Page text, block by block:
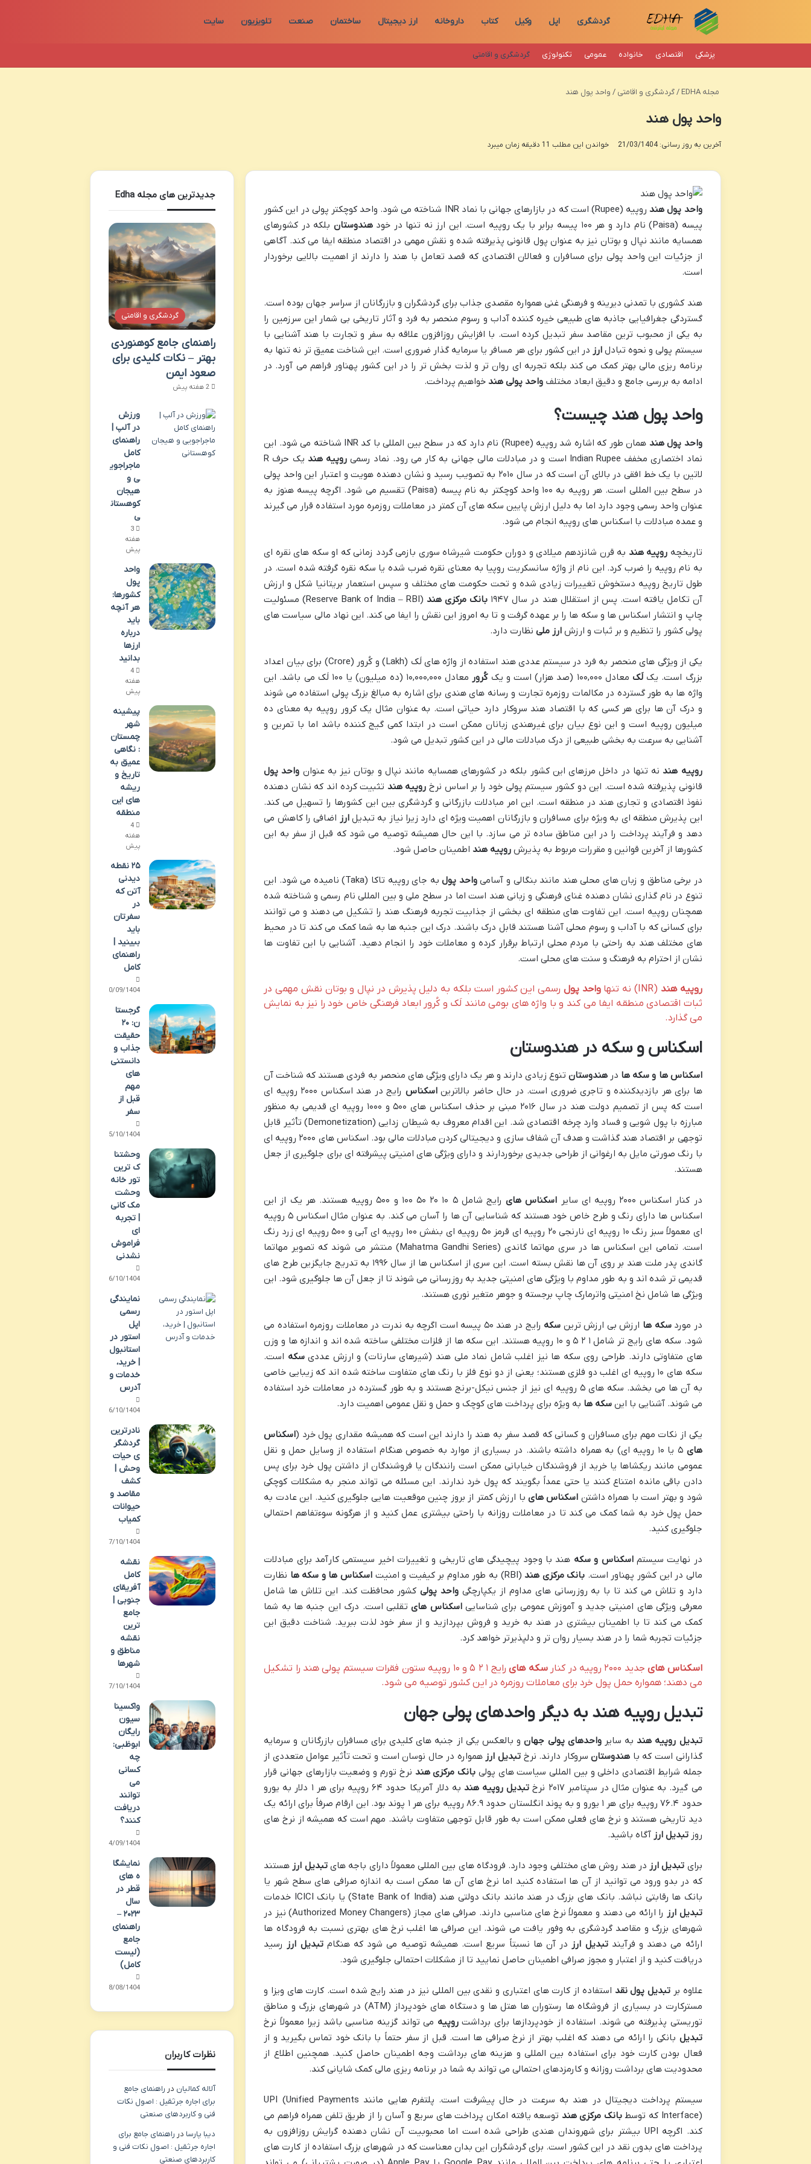
گردشگری اپل وکیل کتاب داروخانه ارز دیجیتال ساختمان صنعت تلویزیون سایت
پزشکی اقتصادی خانواده عمومی تکنولوژی گردشگری و اقامتی
مجله EDHA / گردشگری و اقامتی / واحد پول هند
واحد پول هند
آخرین به روز رسانی: 21/03/1404 خواندن این مطلب 11 دقیقه زمان میبرد
واحد پول هند
روپیه (Rupee) است که در بازارهای جهانی با نماد INR شناخته می شود. واحد کوچکتر پولی در این کشور
پیسه (Paisa) نام دارد و هر ۱۰۰ پیسه برابر با یک روپیه است. این ارز نه تنها در خود
هندوستان بلکه در کشورهای
همسایه مانند نپال و بوتان نیز به عنوان پول قانونی پذیرفته شده و نقش مهمی در اقتصاد منطقه ایفا می کند. آگاهی
از جزئیات این واحد پولی برای مسافران و فعالان اقتصادی که قصد تعامل با هند را دارند از اهمیت بالایی برخوردار
است.
هند کشوری با تمدنی دیرینه و فرهنگی غنی همواره مقصدی جذاب برای گردشگران و بازرگانان از سراسر جهان بوده است.
گستردگی جغرافیایی جاذبه های طبیعی خیره کننده آداب و رسوم منحصر به فرد و آثار تاریخی بی شمار این سرزمین را
به یکی از محبوب ترین مقاصد سفر تبدیل کرده است. با افزایش روزافزون علاقه به سفر و تجارت با هند آشنایی با
سیستم پولی و نحوه تبادل ارز در این کشور برای هر مسافر یا سرمایه گذار ضروری است. این شناخت عمیق تر نه تنها به
برنامه ریزی مالی بهتر کمک می کند بلکه تجربه ای روان تر و لذت بخش تر را در این کشور پهناور فراهم می آورد. در
ادامه به بررسی جامع و دقیق ابعاد مختلفواحد پولی هند خواهیم پرداخت.
واحد پول هند چیست؟
واحد پول هند
همان طور که اشاره شد روپیه (Rupee) نام دارد که در سطح بین المللی با کد INR شناخته می شود. این
نماد اختصاری مخفف Indian Rupee است و در مبادلات مالی جهانی به کار می رود. نماد رسمی
روپیه هند
یک حرف R
لاتین با یک خط افقی در بالای آن است که در سال ۲۰۱۰ به تصویب رسید و نشان دهنده هویت و اعتبار این واحد پولی
در سطح بین المللی است. هر روپیه به ۱۰۰ واحد کوچکتر به نام پیسه (Paisa) تقسیم می شود. اگرچه پیسه هنوز به
عنوان واحد رسمی وجود دارد اما به دلیل ارزش پایین سکه های آن کمتر در معاملات روزمره مورد استفاده قرار می گیرند
و عمده مبادلات با اسکناس های روپیه انجام می شود.
تاریخچه روپیه هند به قرن شانزدهم میلادی و دوران حکومت شیرشاه سوری بازمی گردد زمانی که او سکه های نقره ای
به نام روپیه را ضرب کرد. این نام از واژه سانسکریت روپیا به معنای نقره ضرب شده یا سکه نقره گرفته شده است. در
طول تاریخ روپیه دستخوش تغییرات زیادی شده و تحت حکومت های مختلف و سپس استعمار بریتانیا شکل و ارزش
آن تکامل یافته است. پس از استقلال هند در سال ۱۹۴۷
بانک مرکزی هند
(Reserve Bank of India – RBI) مسئولیت
چاپ و انتشار اسکناس ها و سکه ها را بر عهده گرفت و تا به امروز این نقش را ایفا می کند. این نهاد مالی سیاست های
پولی کشور را تنظیم و بر ثبات و ارزشارز ملی نظارت دارد.
یکی از ویژگی های منحصر به فرد در سیستم عددی هند استفاده از واژه های لَک (Lakh) و کُرور (Crore) برای بیان اعداد
بزرگ است. یکلَک معادل ۱۰۰,۰۰۰ (صد هزار) است و یک کُرور
معادل ۱۰,۰۰۰,۰۰۰ (ده میلیون) یا ۱۰۰ لَک می باشد. این
واژه ها به طور گسترده در مکالمات روزمره تجارت و رسانه های هندی برای اشاره به مبالغ بزرگ پولی استفاده می شوند
و درک آن ها برای هر کسی که با اقتصاد هند سروکار دارد حیاتی است. به عنوان مثال یک کرور روپیه به معنای ده
میلیون روپیه است و این نوع بیان برای غیرهندی زبانان ممکن است در ابتدا کمی گیج کننده باشد اما با تمرین و
آشنایی به سرعت به بخشی طبیعی از درک مبادلات مالی در این کشور تبدیل می شود.
روپیه هندنه تنها در داخل مرزهای این کشور بلکه در کشورهای همسایه مانند نپال و بوتان نیز به عنوان واحد پول
قانونی پذیرفته شده است. این دو کشور سیستم پولی خود را بر اساس نرخ روپیه هند تثبیت کرده اند که نشان دهنده
نفوذ اقتصادی و تجاری هند در منطقه است. این امر مبادلات بازرگانی و گردشگری بین این کشورها را تسهیل می کند.
این پذیرش منطقه ای به ویژه برای مسافران و بازرگانان اهمیت ویژه ای دارد زیرا نیاز به تبدیلارز اضافی را کاهش می
دهد و فرآیند پرداخت را در این مناطق ساده تر می سازد. با این حال همیشه توصیه می شود که قبل از سفر به این
کشورها از آخرین قوانین و مقررات مربوط به پذیرشروپیه هند اطمینان حاصل شود.
در برخی مناطق و زبان های محلی هند مانند بنگالی و آسامیواحد پول
به جای روپیه تاکا (Taka) نامیده می شود. این
تنوع در نام گذاری نشان دهنده غنای فرهنگی و زبانی هند است اما در سطح ملی و بین المللی نام رسمی و شناخته شده
همچنان روپیه است. این تفاوت های منطقه ای بخشی از جذابیت تجربه فرهنگ هند را تشکیل می دهند و می توانند
برای کسانی که با آداب و رسوم محلی آشنا هستند قابل درک باشند. درک این جنبه ها به شما کمک می کند تا در محیط
های مختلف هند به راحتی با مردم محلی ارتباط برقرار کرده و معاملات خود را انجام دهید. آشنایی با این تفاوت ها
نشان از احترام به فرهنگ و سنت های محلی است.
روپیه هند (INR) نه تنها واحد پول رسمی این کشور است بلکه به دلیل پذیرش در نپال و بوتان نقش مهمی در
ثبات اقتصادی منطقه ایفا می کند و با واژه های بومی مانند لَک و کُرور ابعاد فرهنگی خاص خود را نیز به نمایش
می گذارد.
اسکناس و سکه در هندوستان
اسکناس ها و سکه ها در هندوستانتنوع زیادی دارند و هر یک دارای ویژگی های منحصر به فردی هستند که شناخت آن
ها برای هر بازدیدکننده و تاجری ضروری است. در حال حاضر بالاتریناسکناس
رایج در هند اسکناس ۲۰۰۰ روپیه ای
است که پس از تصمیم دولت هند در سال ۲۰۱۶ مبنی بر حذف اسکناس های ۵۰۰ و ۱۰۰۰ روپیه ای قدیمی به منظور
مبارزه با پول شویی و فساد وارد چرخه اقتصادی شد. این اقدام معروف به شیطان زدایی (Demonetization) تأثیر قابل
توجهی بر اقتصاد هند گذاشت و هدف آن شفاف سازی و دیجیتالی کردن مبادلات مالی بود. اسکناس های ۲۰۰۰ روپیه ای
با رنگ صورتی مایل به ارغوانی از طراحی جدیدی برخوردارند و دارای ویژگی های امنیتی پیشرفته ای برای جلوگیری از جعل
هستند.
در کنار اسکناس ۲۰۰۰ روپیه ای سایر اسکناس های
رایج شامل ۵ ۱۰ ۲۰ ۵۰ ۱۰۰ و ۵۰۰ روپیه هستند. هر یک از این
اسکناس ها دارای رنگ و طرح خاص خود هستند که شناسایی آن ها را آسان می کند. به عنوان مثال اسکناس ۵ روپیه
ای معمولاً سبز رنگ ۱۰ روپیه ای نارنجی ۲۰ روپیه ای قرمز ۵۰ روپیه ای بنفش ۱۰۰ روپیه ای آبی و ۵۰۰ روپیه ای زرد رنگ
است. تمامی این اسکناس ها در سری مهاتما گاندی (Mahatma Gandhi Series) منتشر می شوند که تصویر مهاتما
گاندی پدر ملت هند بر روی آن ها نقش بسته است. این سری از اسکناس ها از سال ۱۹۹۶ به تدریج جایگزین طرح های
قدیمی تر شده اند و به طور مداوم با ویژگی های امنیتی جدید به روزرسانی می شوند تا از جعل آن ها جلوگیری شود. این
ویژگی ها شامل نخ امنیتی واترمارک چاپ برجسته و جوهر متغیر نوری هستند.
در موردسکه ها ارزش بی ارزش ترین سکه
رایج در هند ۵۰ پیسه است اگرچه به ندرت در معاملات روزمره استفاده می
شود. سکه های رایج تر شامل ۱ ۲ ۵ و ۱۰ روپیه هستند. این سکه ها از فلزات مختلفی ساخته شده اند و اندازه ها و وزن
های متفاوتی دارند. طراحی روی سکه ها نیز اغلب شامل نماد ملی هند (شیرهای سارنات) و ارزش عددیسکه است.
سکه های ۱۰ روپیه ای اغلب دو فلزی هستند؛ یعنی از دو نوع فلز با رنگ های متفاوت ساخته شده اند که زیبایی خاصی
به آن ها می بخشد. سکه های ۵ روپیه ای نیز از جنس نیکل-برنج هستند و به طور گسترده در معاملات خرد استفاده
می شوند. آشنایی با اینسکه ها به ویژه برای پرداخت های کوچک و حمل و نقل عمومی اهمیت دارد.
یکی از نکات مهم برای مسافران و کسانی که قصد سفر به هند را دارند این است که همیشه مقداری پول خرد (اسکناس
های
۵ یا ۱۰ روپیه ای) به همراه داشته باشند. در بسیاری از موارد به خصوص هنگام استفاده از وسایل حمل و نقل
عمومی مانند ریکشاها یا خرید از فروشندگان خیابانی ممکن است رانندگان یا فروشندگان از داشتن پول خرد برای پس
دادن باقی مانده امتناع کنند یا حتی عمداً بگویند که پول خرد ندارند. این مسئله می تواند منجر به مشکلات کوچکی
شود و بهتر است با همراه داشتن اسکناس هایبا ارزش کمتر از بروز چنین موقعیت هایی جلوگیری کنید. این عادت به
حمل پول خرد به شما کمک می کند تا در معاملات روزانه با راحتی بیشتری عمل کنید و از هرگونه سوءتفاهم احتمالی
جلوگیری کنید.
در نهایت سیستماسکناس و سکه هند با وجود پیچیدگی های تاریخی و تغییرات اخیر سیستمی کارآمد برای مبادلات
مالی در این کشور پهناور است. بانک مرکزی هند(RBI) به طور مداوم بر کیفیت و امنیت اسکناس ها و سکه ها نظارت
دارد و تلاش می کند تا با به روزرسانی های مداوم از یکپارچگی واحد پولیکشور محافظت کند. این تلاش ها شامل
معرفی ویژگی های امنیتی جدید و آموزش عمومی برای شناساییاسکناس هایتقلبی است. درک این جنبه ها به شما
کمک می کند تا با اطمینان بیشتری در هند به خرید و فروش بپردازید و از سفر خود لذت ببرید. شناخت دقیق این
جزئیات تجربه شما را در هند بسیار روان تر و دلپذیرتر خواهد کرد.
اسکناس هایجدید ۲۰۰۰ روپیه در کنار سکه های
رایج ۱ ۲ ۵ و ۱۰ روپیه ستون فقرات سیستم پولی هند را تشکیل
می دهند؛ همواره حمل پول خرد برای معاملات روزمره در این کشور توصیه می شود.
تبدیل روپیه هند به دیگر واحدهای پولی جهان
تبدیل روپیه هندبه سایرواحدهای پولی جهانو بالعکس یکی از جنبه های کلیدی برای مسافران بازرگانان و سرمایه
گذارانی است که با هندوستانسروکار دارند. نرخ تبدیل ارز همواره در حال نوسان است و تحت تأثیر عوامل متعددی از
جمله شرایط اقتصادی داخلی و بین المللی سیاست های پولی بانک مرکزی هند نرخ تورم و وضعیت بازارهای جهانی قرار
می گیرد. به عنوان مثال در سپتامبر ۲۰۱۷ نرخ
تبدیل روپیه هند
به دلار آمریکا حدود ۶۴ روپیه برای هر ۱ دلار به یورو
حدود ۷۶.۴ روپیه برای هر ۱ یورو و به پوند انگلستان حدود ۸۶.۹ روپیه برای هر ۱ پوند بود. این ارقام صرفاً برای ارائه یک
دید تاریخی هستند و نرخ های فعلی ممکن است به طور قابل توجهی متفاوت باشند. مهم است که همیشه از نرخ های
روزتبدیل ارز آگاه باشید.
برای تبدیل ارز در هند روش های مختلفی وجود دارد. فرودگاه های بین المللی معمولاً دارای باجه هایتبدیل ارز هستند
که در بدو ورود می توانید از آن ها استفاده کنید اما نرخ های آن ها ممکن است به اندازه صرافی های سطح شهر یا
بانک ها رقابتی نباشد. بانک های بزرگ در هند مانند بانک دولتی هند (State Bank of India) یا بانک ICICI خدمات
تبدیل ارز
را ارائه می دهند و معمولاً نرخ های مناسبی دارند. صرافی های مجاز (Authorized Money Changers) نیز در
شهرهای بزرگ و مقاصد گردشگری به وفور یافت می شوند. این صرافی ها اغلب نرخ های بهتری نسبت به فرودگاه ها
ارائه می دهند و فرآیندتبدیل ارز در آن ها نسبتاً سریع است. همیشه توصیه می شود که هنگامتبدیل ارز رسید
دریافت کنید و از اعتبار و مجوز صرافی اطمینان حاصل نمایید تا از مشکلات احتمالی جلوگیری شود.
علاوه بر تبدیل پول نقد استفاده از کارت های اعتباری و نقدی بین المللی نیز در هند رایج شده است. کارت های ویزا و
مسترکارت در بسیاری از فروشگاه ها رستوران ها هتل ها و دستگاه های خودپرداز (ATM) در شهرهای بزرگ و مناطق
توریستی پذیرفته می شوند. استفاده از خودپردازها برای برداشتروپیه می تواند گزینه مناسبی باشد زیرا معمولاً نرخ
تبدیل بانکی را ارائه می دهند که اغلب بهتر از نرخ صرافی ها است. قبل از سفر حتماً با بانک خود تماس بگیرید و از
فعال بودن کارت خود برای استفاده بین المللی و هزینه های برداشت وجه اطمینان حاصل کنید. همچنین اطلاع از
محدودیت های برداشت روزانه و کارمزدهای احتمالی می تواند به شما در برنامه ریزی مالی کمک شایانی کند.
سیستم پرداخت دیجیتال در هند به سرعت در حال پیشرفت است. پلتفرم هایی مانند UPI (Unified Payments
Interface) که توسط
بانک مرکزی هند توسعه یافته امکان پرداخت های سریع و آسان را از طریق تلفن همراه فراهم می
کند. اگرچه UPI بیشتر برای شهروندان هندی طراحی شده است اما محبوبیت آن نشان دهنده گرایش روزافزون به
پرداخت های بدون نقد در این کشور است. برای گردشگران این بدان معناست که در شهرهای بزرگ استفاده از کارت های
جدیدترین های مجله Edha
گردشگری و اقامتی
راهنمای جامع کوهنوردی
بهتر – نکات کلیدی برای
صعود ایمن
2 هفته پیش
ورزش
در آلپ |
راهنمای
کامل
ماجراجوی
ی و
هیجان
کوهستان
ی
3
هفته
پیش
واحد
پول
کشورها:
هر آنچه
باید
درباره
ارزها
بدانید
4
هفته
پیش
پیشینه
شهر
چمستان
: نگاهی
عمیق به
تاریخ و
ریشه
های این
منطقه
4
هفته
پیش
۲۵ نقطه
دیدنی
آتن که
در
سفرتان
باید
ببینید |
راهنمای
کامل
30/09/1404
گرجستا
ن: ۲۰
حقیقت
جذاب و
دانستنی
های
مهم
قبل از
سفر
05/10/1404
وحشتنا
ک ترین
تور خانه
وحشت
مک کانی
| تجربه
ای
فراموش
نشدنی
06/10/1404
نمایندگی
رسمی
اپل
استور در
استانبول
| خرید،
خدمات و
آدرس
06/10/1404
نادرترین
گردشگر
ی حیات
وحش |
کشف
مقاصد و
حیوانات
کمیاب
07/10/1404
نقشه
کامل
آفریقای
جنوبی |
جامع
ترین
نقشه
مناطق و
شهرها
07/10/1404
واکسینا
سیون
رایگان
ابوظبی:
چه
کسانی
می
توانند
دریافت
کنند؟
04/09/1404
نمایشگا
ه های
قطر در
سال
۲۰۲۳ –
راهنمای
جامع
(لیست
کامل)
28/08/1404
نظرات کاربران
آلاله کمالیان در راهنمای جامع
برای اجاره جرثقیل : اصول نکات
فنی و کاربردهای صنعتی
دیبا پارسا در راهنمای جامع برای
اجاره جرثقیل : اصول نکات فنی و
کاربردهای صنعتی